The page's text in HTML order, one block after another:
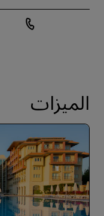
الميزات